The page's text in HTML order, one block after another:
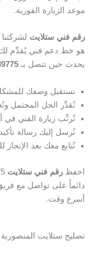
موعد الزيارة الفورية.
رقم فني ستلايت
هو خط دعم فني يُقدِّم لك
يحدث حين تتصل بـ
نستقبل وصفك للمشكلة
نُقدِّر الحل المحتمل
نُرتِّب زيارة الفني
نُرسل إليك رسالة
نُتابع معك بعد الإنجاز
احفظ رقم فني ستلايت
دائماً على تواصل مع
أسرع وقت.
تصليح ستلايت المنصورية